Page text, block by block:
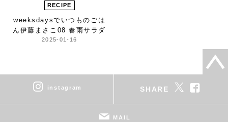
RECIPE
weeksdaysで いつものごは
ん 伊藤まさこ 08 春雨サラダ
2025-01-16
instagram SHARE
MAIL